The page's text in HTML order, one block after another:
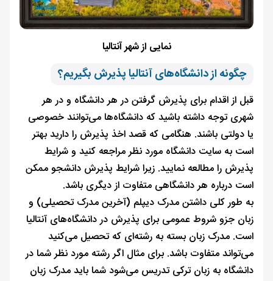
نمایی از شهر آنتالیا
چگونه از دانشگاه‌های آنتالیا پذیرش بگیریم؟
قبل از اقدام برای پذیرش گرفتن در هر دانشگاه و در هر
شهری توجه داشته باشید که دانشگاه‌ها می‌توانند خصوصی
یا دولتی باشند. هنگامی که قصد اخذ پذیرش را دارید بهتر
است به سایت دانشگاه مورد نظر مراجعه کنید و شرایط
پذیرش را مطالعه نمایید. زیرا شرایط پذیرش دانشجو ممکن
است درباره هر دانشگاهی متفاوت از دیگری باشد.
به طور کلی داشتن مدرک دیپلم (آخرین مدرک تحصیلی) و
زبان جزو شروط عمومی برای پذیرش در دانشگاه‌های آنتالیا
است. مدرک زبان بسته به رشته‌ای که تحصیل می‌کنید
می‌تواند متفاوت باشد. برای مثال اگر رشته مورد نظر شما در
دانشگاه به زبان ترکی تدریس می‌شود شما باید مدرک زبان